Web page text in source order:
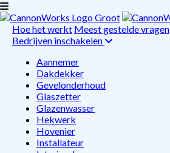
Hoe het werkt Meest gestelde vragen
Bedrijven inschakelen
Aannemer
Dakdekker
Gevelonderhoud
Glaszetter
Glazenwasser
Hekwerk
Hovenier
Installateur